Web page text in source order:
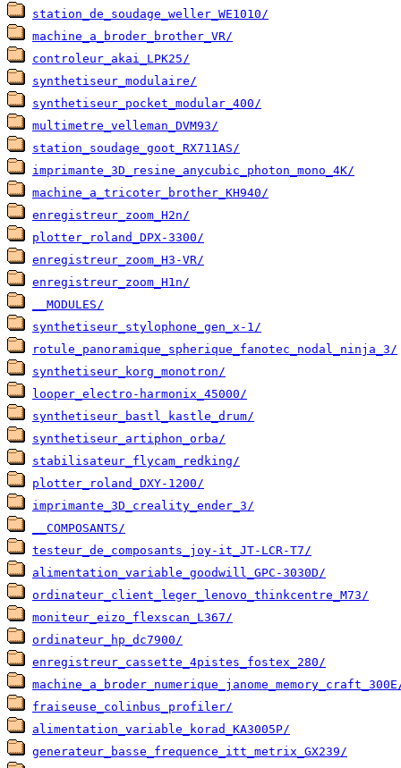
station_de_soudage_weller_WE1010/
machine_a_broder_brother_VR/
controleur_akai_LPK25/
synthetiseur_modulaire/
synthetiseur_pocket_modular_400/
multimetre_velleman_DVM93/
station_soudage_goot_RX711AS/
imprimante_3D_resine_anycubic_photon_mono_4K/
machine_a_tricoter_brother_KH940/
enregistreur_zoom_H2n/
plotter_roland_DPX-3300/
enregistreur_zoom_H3-VR/
enregistreur_zoom_H1n/
__MODULES/
synthetiseur_stylophone_gen_x-1/
rotule_panoramique_spherique_fanotec_nodal_ninja_3/
synthetiseur_korg_monotron/
looper_electro-harmonix_45000/
synthetiseur_bastl_kastle_drum/
synthetiseur_artiphon_orba/
stabilisateur_flycam_redking/
plotter_roland_DXY-1200/
imprimante_3D_creality_ender_3/
__COMPOSANTS/
testeur_de_composants_joy-it_JT-LCR-T7/
alimentation_variable_goodwill_GPC-3030D/
ordinateur_client_leger_lenovo_thinkcentre_M73/
moniteur_eizo_flexscan_L367/
ordinateur_hp_dc7900/
enregistreur_cassette_4pistes_fostex_280/
fraiseuse_colinbus_profiler/
alimentation_variable_korad_KA3005P/
generateur_basse_frequence_itt_metrix_GX239/